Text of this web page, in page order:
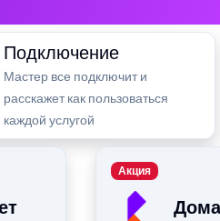
Подключение
Мастер все подключит и
расскажет как пользоваться
каждой услугой
Акция